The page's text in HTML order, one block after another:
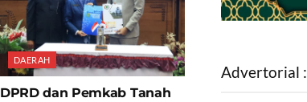
DAERAH
DPRD dan Pemkab Tanah
Advertorial :